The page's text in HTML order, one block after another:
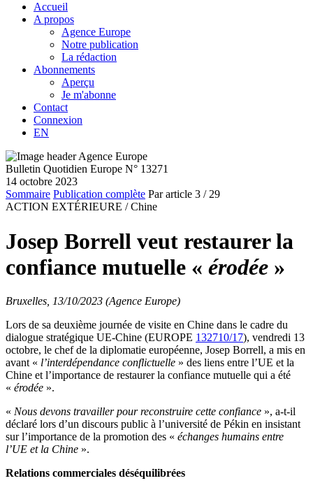
Accueil
A propos
Agence Europe
Notre publication
La rédaction
Abonnements
Aperçu
Je m'abonne
Contact
Connexion
EN
Bulletin Quotidien Europe N° 13271
14 octobre 2023
Sommaire Publication complète Par article 3 / 29
ACTION EXTÉRIEURE / Chine
Josep Borrell veut restaurer la
confiance mutuelle « érodée »
Bruxelles, 13/10/2023 (Agence Europe)
Lors de sa deuxième journée de visite en Chine dans le cadre du
dialogue stratégique UE-Chine (EUROPE 132710/17), vendredi 13
octobre, le chef de la diplomatie européenne, Josep Borrell, a mis en
avant « l’interdépendance conflictuelle » des liens entre l’UE et la
Chine et l’importance de restaurer la confiance mutuelle qui a été
« érodée ».
« Nous devons travailler pour reconstruire cette confiance », a-t-il
déclaré lors d’un discours public à l’université de Pékin en insistant
sur l’importance de la promotion des « échanges humains entre
l’UE et la Chine ».
Relations commerciales déséquilibrées